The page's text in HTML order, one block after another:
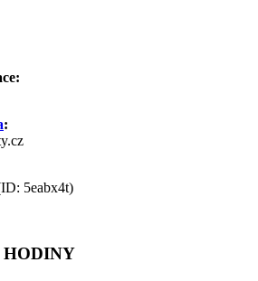
:
5eabx4t)
HODINY